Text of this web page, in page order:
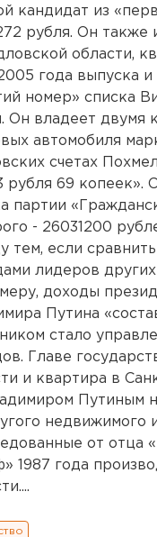
кандидат из
рубля. Он также
области,
года выпуска и
номер» списка
Он владеет двумя
автомобиля
счетах
рубля 69 копеек».
партии
- 26031200
тем, если
лидеров
доходы
Путина
стало
Главе
и квартира в
Путиным
недвижимого
от отца
1987 года